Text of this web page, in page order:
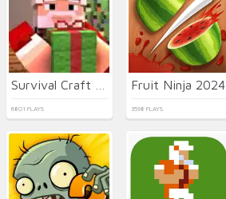
6801 PLAYS
Fruit Ninja 2024
3598 PLAYS